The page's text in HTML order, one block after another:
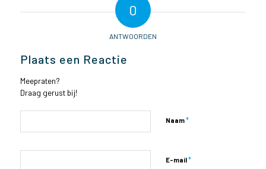
0
ANTWOORDEN
Plaats een Reactie
Meepraten?
Draag gerust bij!
Naam*
E-mail*